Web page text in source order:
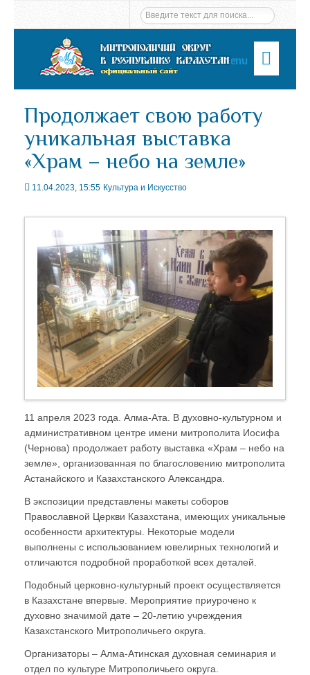
Menu
Продолжает свою работу
уникальная выставка
«Храм – небо на земле»
11.04.2023, 15:55 Культура и Искусство
11 апреля 2023 года. Алма-Ата. В духовно-культурном и
административном центре имени митрополита Иосифа
(Чернова) продолжает работу выставка «Храм – небо на
земле», организованная по благословению митрополита
Астанайского и Казахстанского Александра.
В экспозиции представлены макеты соборов
Православной Церкви Казахстана, имеющих уникальные
особенности архитектуры. Некоторые модели
выполнены с использованием ювелирных технологий и
отличаются подробной проработкой всех деталей.
Подобный церковно-культурный проект осуществляется
в Казахстане впервые. Мероприятие приурочено к
духовно значимой дате – 20-летию учреждения
Казахстанского Митрополичьего округа.
Организаторы – Алма-Атинская духовная семинария и
отдел по культуре Митрополичьего округа.